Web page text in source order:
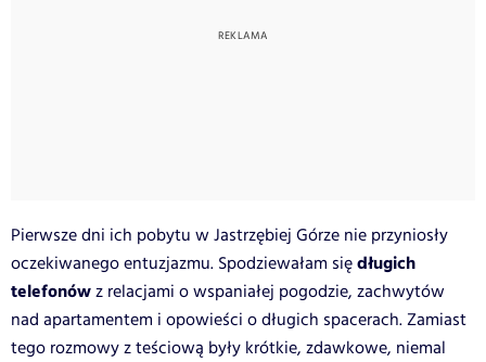
Pierwsze dni ich pobytu w Jastrzębiej Górze nie przyniosły
oczekiwanego entuzjazmu. Spodziewałam siędługich
telefonówz relacjami o wspaniałej pogodzie, zachwytów
nad apartamentem i opowieści o długich spacerach. Zamiast
tego rozmowy z teściową były krótkie, zdawkowe, niemal